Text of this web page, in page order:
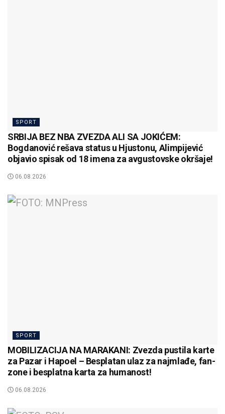
SPORT
SRBIJA BEZ NBA ZVEZDA ALI SA JOKIĆEM:
Bogdanović rešava status u Hjustonu, Alimpijević
objavio spisak od 18 imena za avgustovske okršaje!
06.08.2026
SPORT
MOBILIZACIJA NA MARAKANI: Zvezda pustila karte
za Pazar i Hapoel – Besplatan ulaz za najmlađe, fan-
zone i besplatna karta za humanost!
06.08.2026